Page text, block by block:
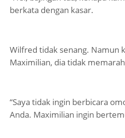
berkata dengan kasar.
Wilfred tidak senang. Namun
Maximilian, dia tidak
“Saya tidak ingin berbicara
Anda. Maximilian ingin